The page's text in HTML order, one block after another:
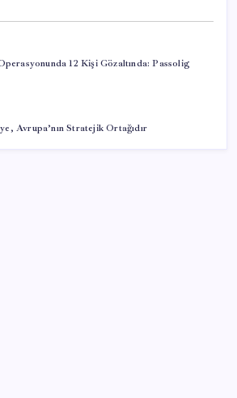
12 Kişi Gözaltında: Passolig
Avrupa’nın Stratejik Ortağıdır